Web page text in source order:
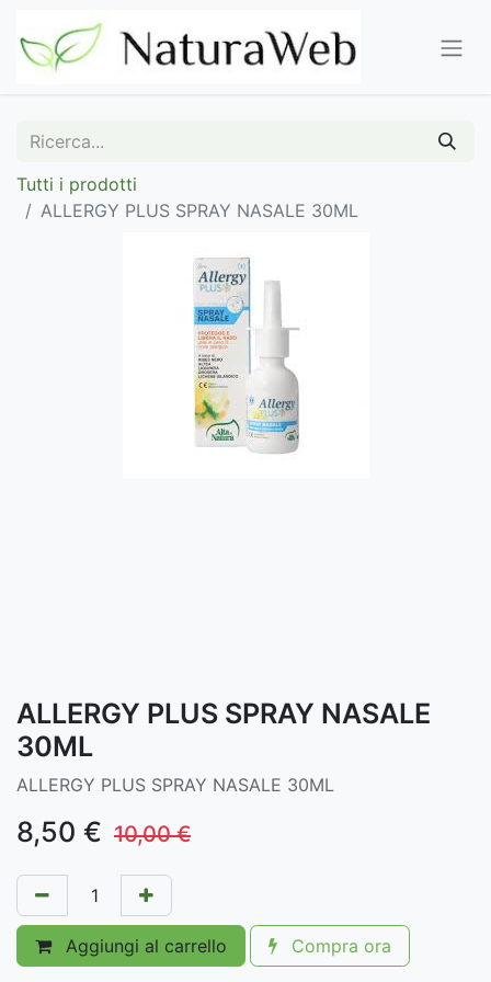
Tutti i prodotti
ALLERGY PLUS SPRAY NASALE 30ML
ALLERGY PLUS SPRAY NASALE
30ML
ALLERGY PLUS SPRAY NASALE 30ML
8,50 € 10,00€
Aggiungi al carrello Compra ora